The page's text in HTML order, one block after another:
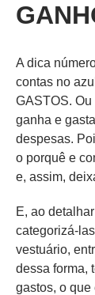
A dica
contas no
GASTOS.
ganha e
despesas.
o porquê e
e, assim,
E, ao
categorizá-
vestuário,
dessa forma,
gastos, o